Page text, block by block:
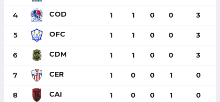
4 COD 1 1 0 0 3
5 OFC 1 1 0 0 3
6 CDM 1 1 0 0 3
7 CER 1 0 0 1 0
8 CAI 1 0 0 1 0